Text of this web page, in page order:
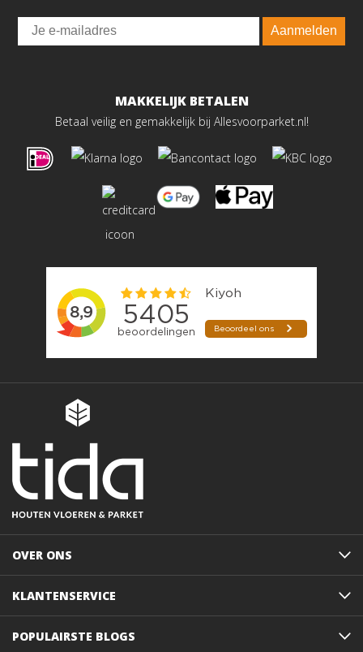
Email
Aanmelden
MAKKELIJK BETALEN
Betaal veilig en gemakkelijk bij Allesvoorparket.nl!
OVER ONS
KLANTENSERVICE
POPULAIRSTE BLOGS